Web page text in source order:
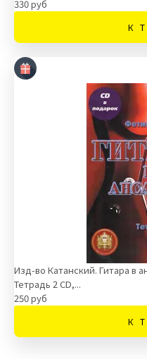
330 руб
К
Изд-во Катанский. Гитара в
Тетрадь 2 CD,...
250 руб
К